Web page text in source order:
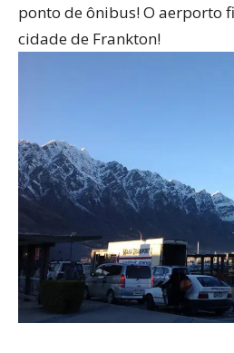
ponto de ônibus! O aerporto
cidade de Frankton!